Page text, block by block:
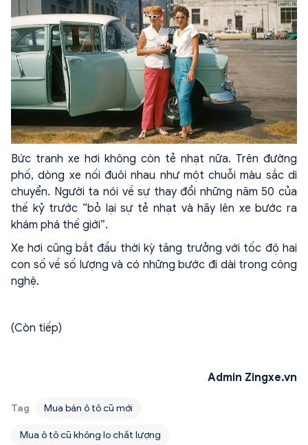
Bức tranh xe hơi không còn tẻ nhạt nữa. Trên đường
phố, dòng xe nối đuôi nhau như một chuỗi màu sắc di
chuyển. Người ta nói về sự thay đổi những năm 50 của
thế kỷ trước “bỏ lại sự tẻ nhạt và hãy lên xe bước ra
khám phá thế giới”.
Xe hơi cũng bắt đầu thời kỳ tăng trưởng với tốc độ hai
con số về số lượng và có những bước đi dài trong công
nghệ.
(Còn tiếp)
Admin Zingxe.vn
Tag Mua bán ô tô cũ mới
Mua ô tô cũ không lo chất lượng